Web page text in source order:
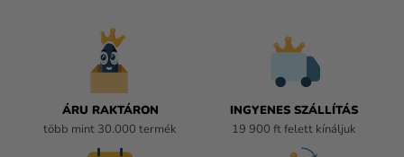
ÁRU RAKTÁRON
több mint 30.000 termék
INGYENES SZÁLLÍTÁS
19 900 ft felett kínáljuk